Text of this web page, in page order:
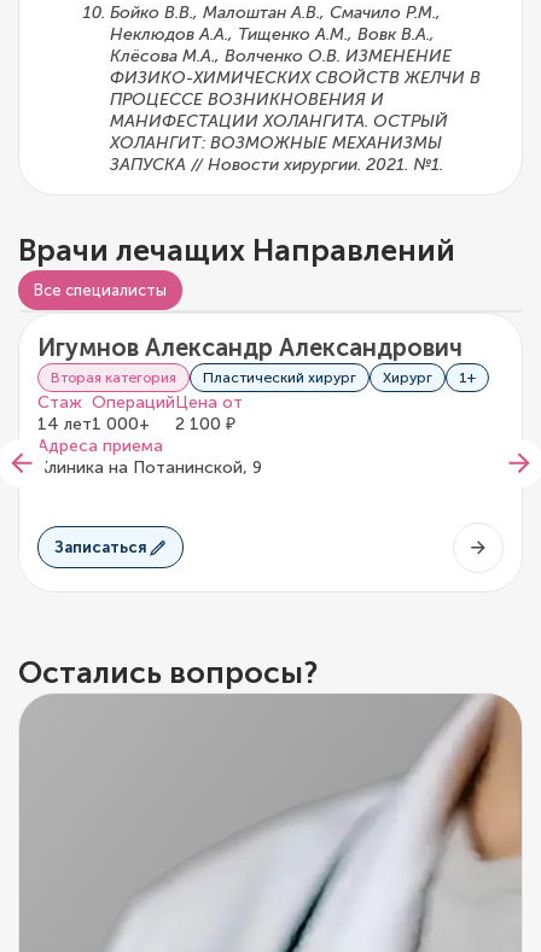
Бойко В.В., Малоштан А.В., Смачило Р.М.,
Неклюдов А.А., Тищенко А.М., Вовк В.А.,
Клёсова М.А., Волченко О.В. ИЗМЕНЕНИЕ
ФИЗИКО-ХИМИЧЕСКИХ СВОЙСТВ ЖЕЛЧИ В
ПРОЦЕССЕ ВОЗНИКНОВЕНИЯ И
МАНИФЕСТАЦИИ ХОЛАНГИТА. ОСТРЫЙ
ХОЛАНГИТ: ВОЗМОЖНЫЕ МЕХАНИЗМЫ
ЗАПУСКА // Новости хирургии. 2021. №1.
Врачи лечащих Направлений
Все специалисты
5/5
1 отзыв
Видео о враче
Игумнов Александр Александрович
Вторая категория Пластический хирург Хирург 1+
Стаж
14 лет
Операций
1 000+
Цена от
2 100 ₽
Адреса приема
Клиника на Потанинской, 9
Записаться
Остались вопросы?